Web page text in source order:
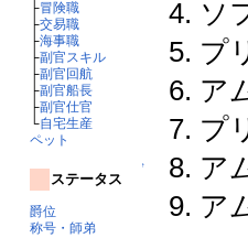
├冒険職
├交易職
├海事職
├副官スキル
├副官回航
├副官船長
├副官仕官
└自宅生産
ペット
↑
ステータス
爵位
称号・師弟
ソ
プ
ア
プ
ア
ア